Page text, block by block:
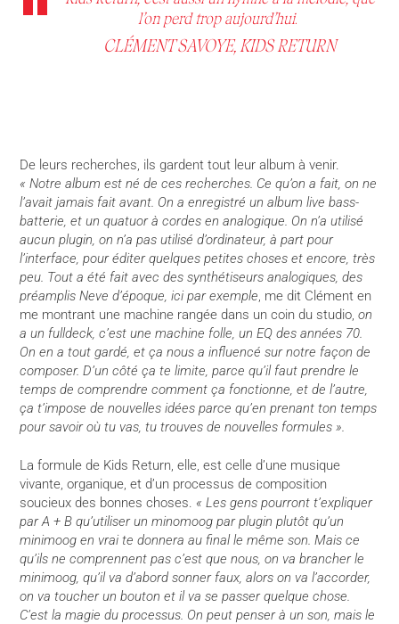
l’on perd trop aujourd’hui.
CLÉMENT SAVOYE, KIDS RETURN
De leurs recherches, ils gardent tout leur album à venir.
« Notre album est né de ces recherches. Ce qu’on a fait, on ne
l’avait jamais fait avant. On a enregistré un album live bass-
batterie, et un quatuor à cordes en analogique. On n’a utilisé
aucun plugin, on n’a pas utilisé d’ordinateur, à part pour
l’interface, pour éditer quelques petites choses et encore, très
peu. Tout a été fait avec des synthétiseurs analogiques, des
préamplis Neve d’époque, ici par exemple, me dit Clément en
me montrant une machine rangée dans un coin du studio,on
a un fulldeck, c’est une machine folle, un EQ des années 70.
On en a tout gardé, et ça nous a influencé sur notre façon de
composer. D’un côté ça te limite, parce qu’il faut prendre le
temps de comprendre comment ça fonctionne, et de l’autre,
ça t’impose de nouvelles idées parce qu’en prenant ton temps
pour savoir où tu vas, tu trouves de nouvelles formules ».
La formule de Kids Return, elle, est celle d’une musique
vivante, organique, et d’un processus de composition
soucieux des bonnes choses. « Les gens pourront t’expliquer
par A + B qu’utiliser un minomoog par plugin plutôt qu’un
minimoog en vrai te donnera au final le même son. Mais ce
qu’ils ne comprennent pas c’est que nous, on va brancher le
minimoog, qu’il va d’abord sonner faux, alors on va l’accorder,
on va toucher un bouton et il va se passer quelque chose.
C’est la magie du processus. On peut penser à un son, mais le